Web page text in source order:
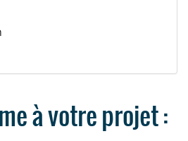
à votre projet :